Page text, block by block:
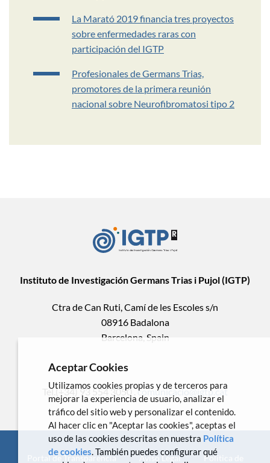
La Marató 2019 financia tres proyectos
sobre enfermedades raras con
participación del IGTP
Profesionales de Germans Trias,
promotores de la primera reunión
nacional sobre Neurofibromatosi tipo 2
Instituto de Investigación Germans Trias i Pujol (IGTP)
Ctra de Can Ruti, Camí de les Escoles s/n
08916 Badalona
Barcelona, Spain
Tel.(+34) 93 554 3050 .comunicacio@igtp.cat
Portal de Transparencia Aviso Legal Política de
Aceptar Cookies
Utilizamos cookies propias y de terceros para
mejorar la experiencia de usuario, analizar el
tráfico del sitio web y personalizar el contenido.
Al hacer clic en "Aceptar las cookies", aceptas el
uso de las cookies descritas en nuestra Política
de cookies. También puedes configurar qué